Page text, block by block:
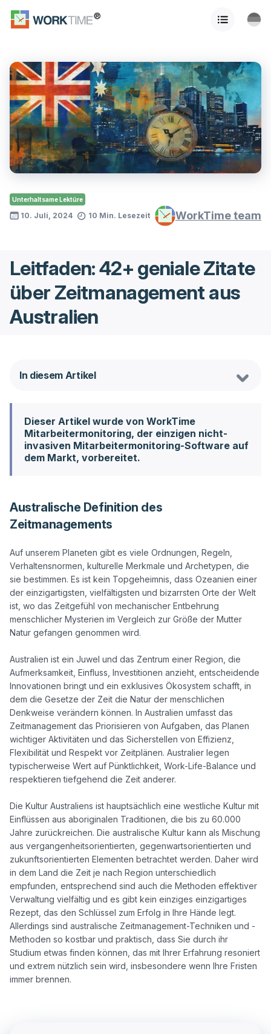
Unterhaltsame Lektüre
10. Juli, 2024 10 Min. Lesezeit WorkTime team
Leitfaden: 42+ geniale Zitate
über Zeitmanagement aus
Australien
In diesem Artikel
Dieser Artikel wurde von WorkTime
Mitarbeitermonitoring, der einzigen nicht-
invasiven Mitarbeitermonitoring-Software auf
dem Markt, vorbereitet.
Australische Definition des
Zeitmanagements
Auf unserem Planeten gibt es viele Ordnungen, Regeln,
Verhaltensnormen, kulturelle Merkmale und Archetypen, die
sie bestimmen. Es ist kein Topgeheimnis, dass Ozeanien einer
der einzigartigsten, vielfältigsten und bizarrsten Orte der Welt
ist, wo das Zeitgefühl von mechanischer Entbehrung
menschlicher Mysterien im Vergleich zur Größe der Mutter
Natur gefangen genommen wird.
Australien ist ein Juwel und das Zentrum einer Region, die
Aufmerksamkeit, Einfluss, Investitionen anzieht, entscheidende
Innovationen bringt und ein exklusives Ökosystem schafft, in
dem die Gesetze der Zeit die Natur der menschlichen
Denkweise verändern können. In Australien umfasst das
Zeitmanagement das Priorisieren von Aufgaben, das Planen
wichtiger Aktivitäten und das Sicherstellen von Effizienz,
Flexibilität und Respekt vor Zeitplänen. Australier legen
typischerweise Wert auf Pünktlichkeit, Work-Life-Balance und
respektieren tiefgehend die Zeit anderer.
Die Kultur Australiens ist hauptsächlich eine westliche Kultur mit
Einflüssen aus aboriginalen Traditionen, die bis zu 60.000
Jahre zurückreichen. Die australische Kultur kann als Mischung
aus vergangenheitsorientierten, gegenwartsorientierten und
zukunftsorientierten Elementen betrachtet werden. Daher wird
in dem Land die Zeit je nach Region unterschiedlich
empfunden, entsprechend sind auch die Methoden effektiver
Verwaltung vielfältig und es gibt kein einziges einzigartiges
Rezept, das den Schlüssel zum Erfolg in Ihre Hände legt.
Allerdings sind australische Zeitmanagement-Techniken und -
Methoden so kostbar und praktisch, dass Sie durch ihr
Studium etwas finden können, das mit Ihrer Erfahrung resoniert
und extrem nützlich sein wird, insbesondere wenn Ihre Fristen